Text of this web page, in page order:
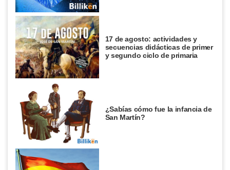
17 de agosto: actividades y
secuencias didácticas de primer
y segundo ciclo de primaria
¿Sabías cómo fue la infancia de
San Martín?